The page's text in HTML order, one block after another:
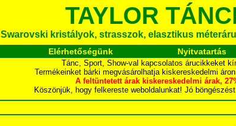
TAYLOR
Swarovski kristályok, strasszok, elasztikus
Elérhetőségünk Nyitvatartás
Tánc, Sport, Show-val kapcsolatos árucikkeket
Termékeinket bárki megvásárolhatja kiskereskedelmi áron
A feltüntetett árak kiskereskedelmi árak,
Köszönjük, hogy felkereste weboldalunkat! Jó